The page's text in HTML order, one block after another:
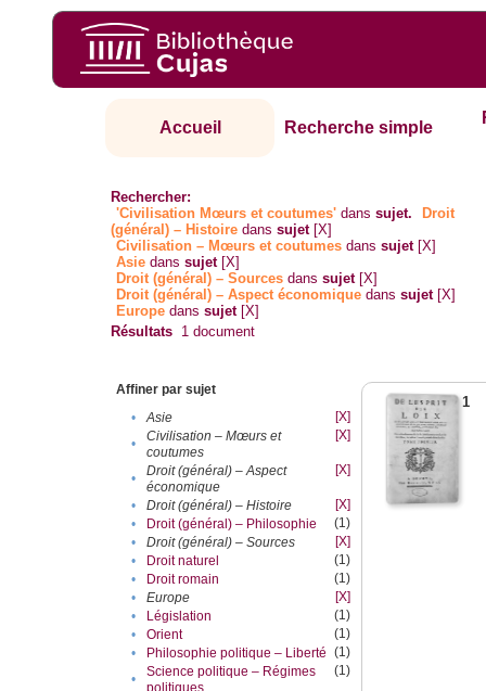
Accueil Recherche simple
Rechercher:
'Civilisation Mœurs et coutumes' danssujet.
Droit
(général) – Histoire danssujet [X]
Civilisation – Mœurs et coutumes danssujet [X]
Asie danssujet [X]
Droit (général) – Sources danssujet [X]
Droit (général) – Aspect économique danssujet [X]
Europe danssujet [X]
Résultats 1 document
Affiner par sujet
•
Asie
[X]
•
Civilisation – Mœurs et
coutumes
[X]
•
Droit (général) – Aspect
économique
[X]
• Droit (général) – Histoire
[X]
•
Droit (général) – Philosophie
(1)
•
Droit (général) – Sources
[X]
•
Droit naturel
(1)
•
Droit romain
(1)
•
Europe
[X]
•
Législation
(1)
•
Orient
(1)
•
Philosophie politique – Liberté (1)
•
Science politique – Régimes
(1)
1